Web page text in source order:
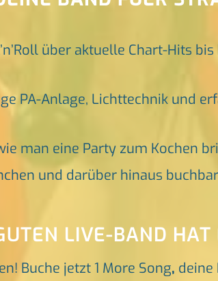
über aktuelle Chart-Hits
PA-Anlage, Lichttechnik und
man eine Party zum Kochen
und darüber hinaus
LIVE-BAND HAT
Buche jetzt 1 More Song, deine